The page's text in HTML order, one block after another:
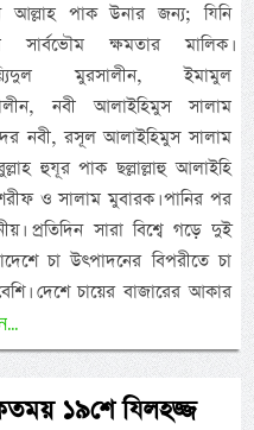
আল্লাহ পাক উনার জন্য; যিনি
সার্বভৌম ক্ষমতার মালিক।
মুরসালীন, ইমামুল
নবী আলাইহিমুস সালাম
নবী, রসূল আলাইহিমুস সালাম
হুযূর পাক ছল্লাল্লাহু আলাইহি
ও সালাম মুবারক। পানির পর
প্রতিদিন সারা বিশ্বে গড়ে দুই
চা উৎপাদনের বিপরীতে চা
দেশে চায়ের বাজারের আকার
১৯শে যিলহজ্জ